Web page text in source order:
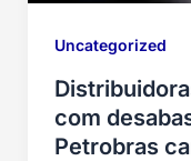
Uncategorized
com
Petrobras